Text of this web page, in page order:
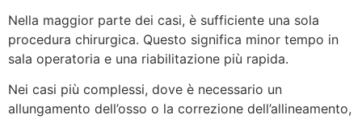
Nella maggior parte dei casi, è sufficiente una sola
procedura chirurgica. Questo significa minor tempo in
sala operatoria e una riabilitazione più rapida.
Nei casi più complessi, dove è necessario un
allungamento dell’osso o la correzione dell’allineamento,